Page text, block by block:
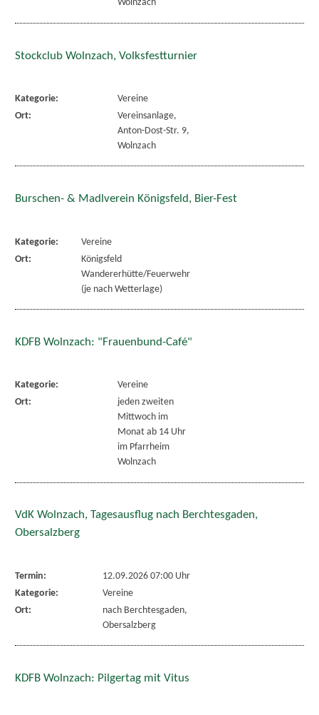
Wolnzach
Stockclub Wolnzach, Volksfestturnier
Kategorie:
Vereine
Ort:
Vereinsanlage,
Anton-Dost-Str. 9,
Wolnzach
Burschen- & Madlverein Königsfeld, Bier-Fest
Kategorie:
Vereine
Ort:
Königsfeld
Wandererhütte/Feuerwehr
(je nach Wetterlage)
KDFB Wolnzach: "Frauenbund-Café"
Kategorie:
Vereine
Ort:
jeden zweiten
Mittwoch im
Monat ab 14 Uhr
im Pfarrheim
Wolnzach
VdK Wolnzach, Tagesausflug nach Berchtesgaden,
Obersalzberg
Termin:
12.09.2026 07:00 Uhr
Kategorie:
Vereine
Ort:
nach Berchtesgaden,
Obersalzberg
KDFB Wolnzach: Pilgertag mit Vitus